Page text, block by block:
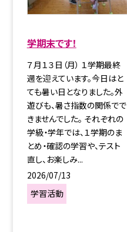
学期末です！
７月１３日（月） １学期最終
週を迎えています。今日はと
ても暑い日となりました。外
遊びも、暑さ指数の関係でで
きませんでした。 それぞれの
学級・学年では、１学期のま
とめ・確認の学習や、テスト
直し、お楽しみ...
2026/07/13
学習活動